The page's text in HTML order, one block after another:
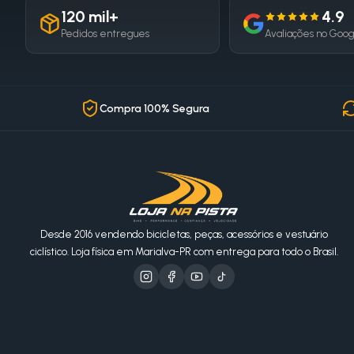
120 mil+
Pedidos entregues
4.9
Avaliações no
Compra 100% Segura
Desde 2016 vendendo bicicletas, peças, acessórios e vestuário
ciclístico. Loja física em Marialva-PR com entrega para todo o Brasil.